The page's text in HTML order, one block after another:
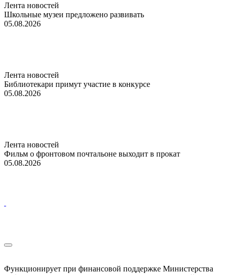
Лента новостей
Школьные музеи предложено развивать
05.08.2026
Лента новостей
Библиотекари примут участие в конкурсе
05.08.2026
Лента новостей
Фильм о фронтовом почтальоне выходит в прокат
05.08.2026
Функционирует при финансовой поддержке Министерства